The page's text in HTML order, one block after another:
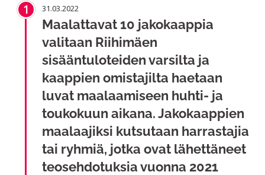
1 31.03.2022
Maalattavat 10 jakokaappia
valitaan Riihimäen
sisääntuloteiden varsilta ja
kaappien omistajilta haetaan
luvat maalaamiseen huhti- ja
toukokuun aikana. Jakokaappien
maalaajiksi kutsutaan harrastajia
tai ryhmiä, jotka ovat lähettäneet
teosehdotuksia vuonna 2021